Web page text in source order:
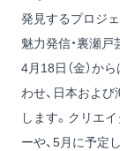
発見するプロジ
魅力発信・裏瀬戸
4月18日（金）か
わせ、日本およ
します。クリエ
ーや、5月に予定